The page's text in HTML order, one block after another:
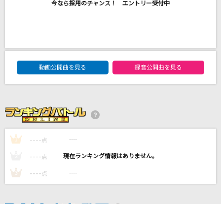
空も飛べるはず
Mrs. GREEN APPLE
[生音]いつまでも変わらぬ愛を
[生音]HANABI
今なら採用のチャンス！ エントリー受付中
DAM★ともボーカルエントリーランキング
動画公開曲を見る
録音公開曲を見る
1 ---- 点 ----
---- 点 ----
3 ---- 点 ----